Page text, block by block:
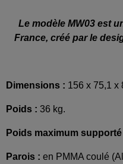
Le modèle MW03 est
France, créé par le
Dimensions : 156 x 75,1 x
Poids : 36 kg.
Poids maximum supporté
Parois : en PMMA coulé